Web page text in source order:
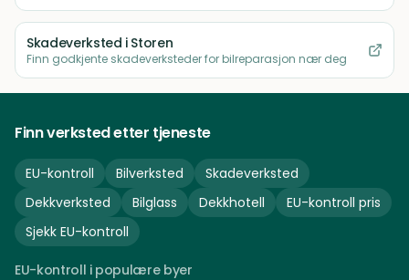
Skadeverksted i Storen
Finn godkjente skadeverksteder for bilreparasjon nær deg
Finn verksted etter tjeneste
EU-kontroll Bilverksted
Skadeverksted
Dekkverksted
Bilglass Dekkhotell
EU-kontroll pris
Sjekk EU-kontroll
EU-kontroll i populære byer